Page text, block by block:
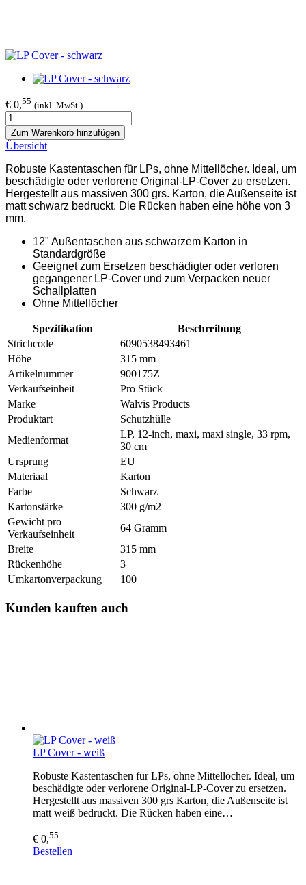
€ 0,55 (inkl. MwSt.)
Zum Warenkorb hinzufügen
Übersicht
Robuste Kastentaschen für LPs, ohne Mittellöcher. Ideal, um
beschädigte oder verlorene Original-LP-Cover zu ersetzen.
Hergestellt aus massiven 300 grs. Karton, die Außenseite ist
matt schwarz bedruckt. Die Rücken haben eine höhe von 3
mm.
12" Außentaschen aus schwarzem Karton in
Standardgröße
Geeignet zum Ersetzen beschädigter oder verloren
gegangener LP-Cover und zum Verpacken neuer
Schallplatten
Ohne Mittellöcher
Spezifikation
Beschreibung
Strichcode
6090538493461
Höhe
315 mm
Artikelnummer
900175Z
Verkaufseinheit
Pro Stück
Marke
Walvis Products
Produktart
Schutzhülle
Medienformat
LP, 12-inch, maxi, maxi single, 33 rpm,
30 cm
Ursprung
EU
Materiaal
Karton
Farbe
Schwarz
Kartonstärke
300 g/m2
Gewicht pro
Verkaufseinheit
64 Gramm
Breite
315 mm
Rückenhöhe
3
Umkartonverpackung
100
Kunden kauften auch
LP Cover - weiß
Robuste Kastentaschen für LPs, ohne Mittellöcher. Ideal, um
beschädigte oder verlorene Original-LP-Cover zu ersetzen.
Hergestellt aus massiven 300 grs Karton, die Außenseite ist
matt weiß bedruckt. Die Rücken haben eine…
€ 0,55
Bestellen